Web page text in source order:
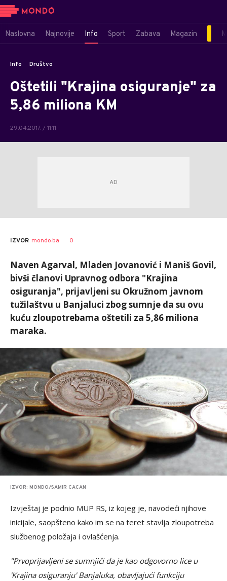
Naslovna Najnovije Info Sport Zabava Magazin
Info Društvo
Oštetili "Krajina osiguranje" za
5,86 miliona KM
29.04.2017. / 11:11
IZVOR mondo.ba 0
Naven Agarval, Mladen Jovanović i Maniš Govil,
bivši članovi Upravnog odbora "Krajina
osiguranja", prijavljeni su Okružnom javnom
tužilaštvu u Banjaluci zbog sumnje da su ovu
kuću zloupotrebama oštetili za 5,86 miliona
maraka.
IZVOR: MONDO/SAMIR CACAN
Izvještaj je podnio MUP RS, iz kojeg je, navodeći njihove
inicijale, saopšteno kako im se na teret stavlja zloupotreba
službenog položaja i ovlašćenja.
"Prvoprijavljeni se sumnjiči da je kao odgovorno lice u
'Krajina osiguranju' Banjaluka, obavljajući funkciju